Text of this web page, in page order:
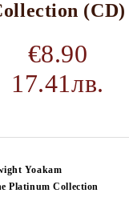
(CD)
€8.90
17.41лв.
Yoakam
Platinum Collection